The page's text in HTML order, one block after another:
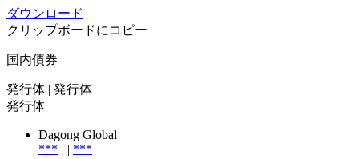
ダウンロード
クリップボードにコピー
国内債券
発行体 | 発行体
発行体
Dagong Global
***
| ***